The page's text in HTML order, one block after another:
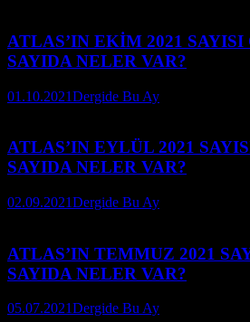
ATLAS’IN EKİM 2021
SAYIDA NELER VAR?
01.10.2021Dergide Bu Ay
ATLAS’IN EYLÜL 2021
SAYIDA NELER VAR?
02.09.2021Dergide Bu Ay
ATLAS’IN TEMMUZ 2021
SAYIDA NELER VAR?
05.07.2021Dergide Bu Ay